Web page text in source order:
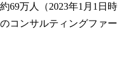
69万人（2023年1月1日時
コンサルティングファー